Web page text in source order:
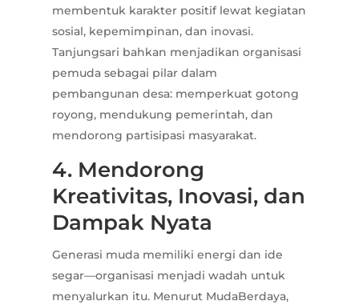
membentuk karakter positif lewat kegiatan
sosial, kepemimpinan, dan inovasi.
Tanjungsari bahkan menjadikan organisasi
pemuda sebagai pilar dalam
pembangunan desa: memperkuat gotong
royong, mendukung pemerintah, dan
mendorong partisipasi masyarakat.
4. Mendorong
Kreativitas, Inovasi, dan
Dampak Nyata
Generasi muda memiliki energi dan ide
segar—organisasi menjadi wadah untuk
menyalurkan itu. Menurut MudaBerdaya,